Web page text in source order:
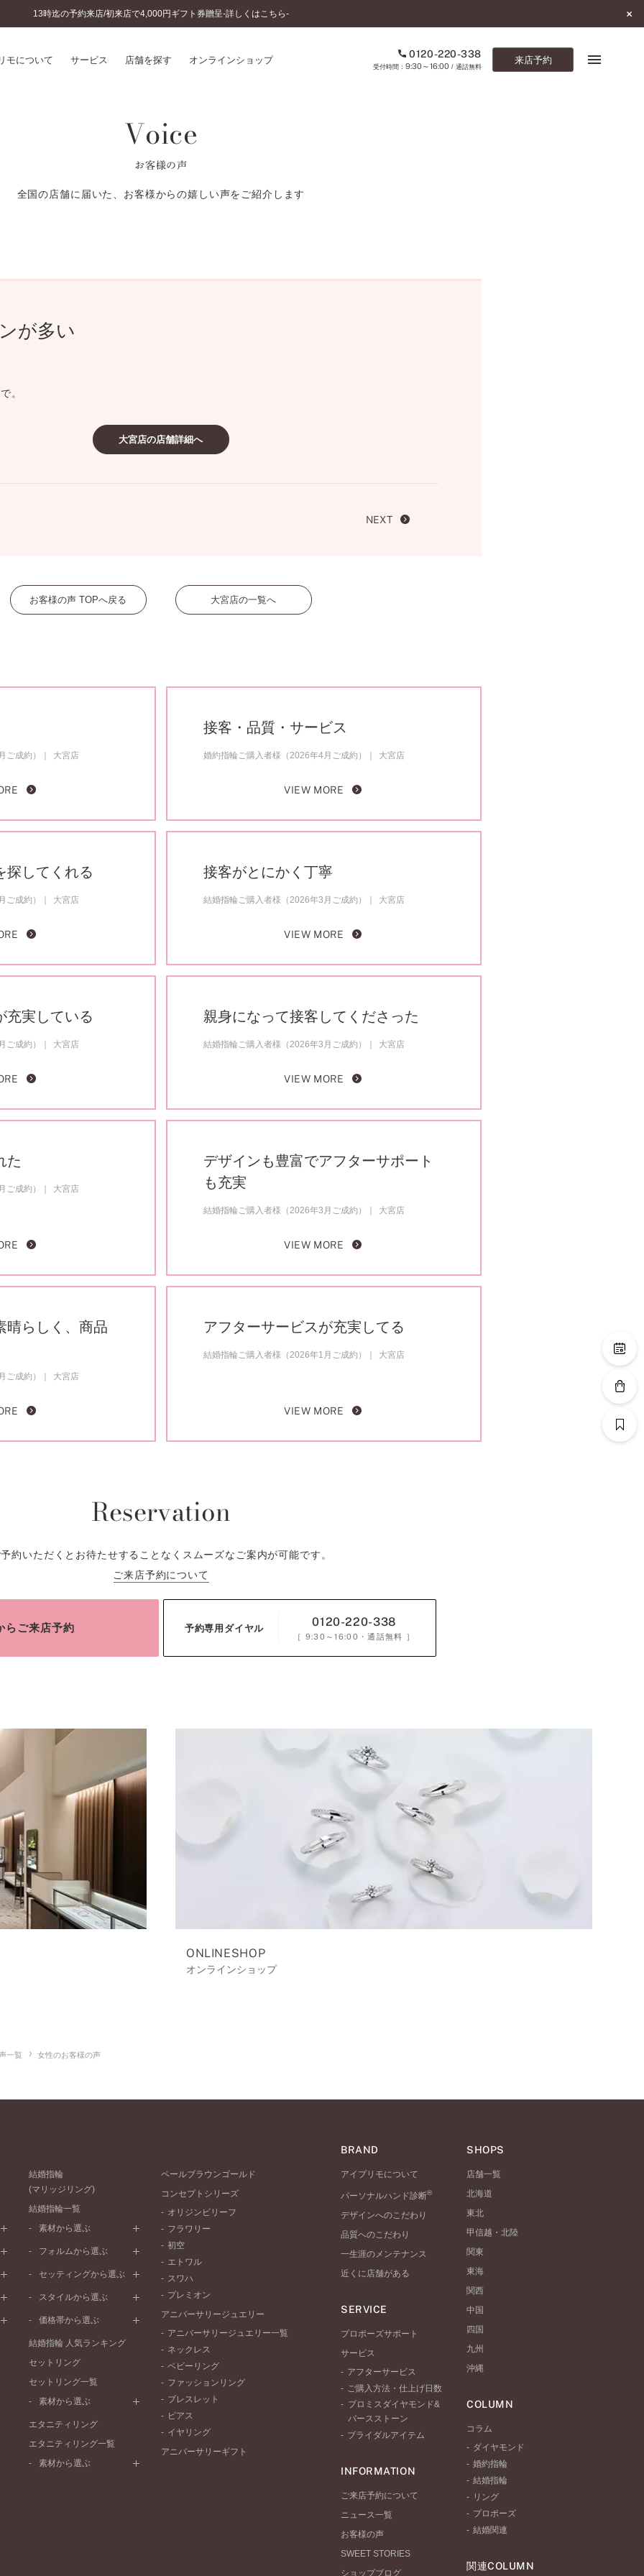
13時迄の予約来店/初来店で4,000円ギフト券贈呈-詳しくはこちら-
モについて サービス 店舗を探す オンラインショップ 0120-220-338
9:30～16:00/ 通話無料
来店予約
のこだわり
スダイヤモンド&バースストー
ーズサポート
予約について
婚約指輪とは
結婚指輪とは
セットリングとは
ショップブログ
Voice
お客様の声
全国の店舗に届いた、お客様からの嬉しい声をご紹介します
が多い
。
大宮店の店舗詳細へ
NEXT
お客様の声 TOPへ戻る 大宮店の一覧へ
ご成約） 大宮店
接客・品質・サービス
婚約指輪ご購入者様（2026年4月ご成約） 大宮店
VIEW MORE
探してくれる
ご成約） 大宮店
接客がとにかく丁寧
結婚指輪ご購入者様（2026年3月ご成約） 大宮店
VIEW MORE
充実している
ご成約） 大宮店
親身になって接客してくださった
結婚指輪ご購入者様（2026年3月ご成約） 大宮店
VIEW MORE
た
ご成約） 大宮店
デザインも豊富でアフターサポート
も充実
結婚指輪ご購入者様（2026年3月ご成約） 大宮店
VIEW MORE
晴らしく、商品
ご成約） 大宮店
アフターサービスが充実してる
結婚指輪ご購入者様（2026年1月ご成約） 大宮店
VIEW MORE
Reservation
約いただくとお待たせすることなくスムーズなご案内が可能です。
ご来店予約について
らご来店予約 予約専用ダイヤル 0120-220-338
［ 9:30～16:00 ・通話無料 ］
ONLINESHOP
オンラインショップ
一覧 女性のお客様の声
結婚指輪
(マリッジリング)
結婚指輪一覧
素材から選ぶ
プラチナ
ピンクゴールド
ペールブラウンゴールド
フォルムから選ぶ
ストレートライン
V字ライン
セッティングから選ぶ
プレーン
セベラルメレ
ラインメレ
スタイルから選ぶ
シンプル
モード
エレガント
ゴージャス
価格帯から選ぶ
50万円～
20万円～30万円
10万円～20万円
結婚指輪 人気ランキング
セットリング
セットリング一覧
素材から選ぶ
プラチナ
ペールブラウンゴールド
エタニティリング
エタニティリング一覧
素材から選ぶ
ペールブラウンゴールド
コンセプトシリーズ
オリジンビリーフ
フラワリー
初空
エトワル
スワハ
プレミオン
アニバーサリージュエリー
アニバーサリージュエリー一覧
ネックレス
ベビーリング
ファッションリング
ブレスレット
ピアス
イヤリング
アニバーサリーギフト
BRAND
アイプリモについて
パーソナルハンド診断®
デザインへのこだわり
品質へのこだわり
一生涯のメンテナンス
近くに店舗がある
SERVICE
プロポーズサポート
サービス
アフターサービス
ご購入方法・仕上げ日数
プロミスダイヤモンド&
バースストーン
ブライダルアイテム
INFORMATION
ご来店予約について
ニュース一覧
お客様の声
SWEET STORIES
ショップブログ
SHOPS
店舗一覧
北海道
東北
甲信越・北陸
関東
東海
関西
中国
四国
九州
沖縄
COLUMN
コラム
ダイヤモンド
婚約指輪
結婚指輪
リング
プロポーズ
結婚関連
関連COLUMN